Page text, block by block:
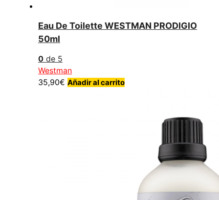
Eau De Toilette WESTMAN PRODIGIO
50ml
0 de 5
Westman
35,90€ Añadir al carrito